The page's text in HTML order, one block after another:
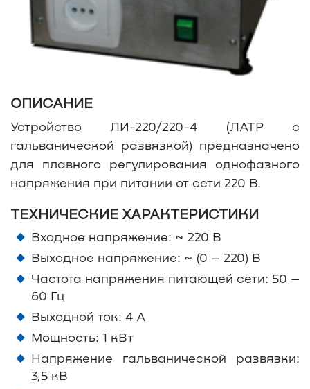
ОПИСАНИЕ
Устройство ЛИ-220/220-4 (ЛАТР с
гальванической развязкой) предназначено
для плавного регулирования однофазного
напряжения при питании от сети 220 В.
ТЕХНИЧЕСКИЕ ХАРАКТЕРИСТИКИ
Входное напряжение: ~ 220 В
Выходное напряжение: ~ (0 – 220) В
Частота напряжения питающей сети: 50 –
60 Гц
Выходной ток: 4 А
Мощность: 1 кВт
Напряжение гальванической развязки:
3,5 кВ